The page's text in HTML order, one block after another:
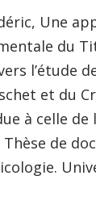
Une
du
l’étude
et du
à celle de
Thèse de